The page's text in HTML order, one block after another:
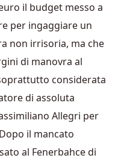
il budget messo a
per ingaggiare un
non irrisoria, ma che
di manovra al
considerata
di assoluta
Allegri per
il mancato
al Fenerbahce di